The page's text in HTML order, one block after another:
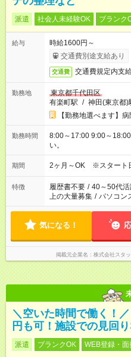
派遣 社会人未経験OK ブランク
給与
時給1600円～
交通費別途支給あり
交通費 交通費規定内支
勤務地
東京都千代田区
有楽町駅 / 神田(東京都)
【勤務地選べます】
勤務時間
8:00～17:00 9:00～
い。
期間 2ヶ月～OK ※スタート
特徴 履歴書不要 / 40～50代活
上の大量募集 / パソコン
気になる！
掲載元企業名 株式会社スタ
＼空いた時間で働く！
円も可！施設での見回
派遣 ブランクOK WEB登録・面